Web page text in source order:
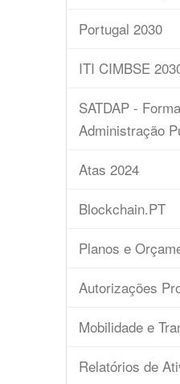
Portugal 2030
ITI CIMBSE
SATDAP -
Administração
Atas 2024
Blockchain.PT
Planos e
Autorizações
Mobilidade e
Relatórios de